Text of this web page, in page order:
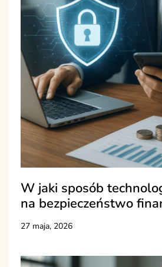
W jaki sposób
na bezpieczeństwo
27 maja, 2026